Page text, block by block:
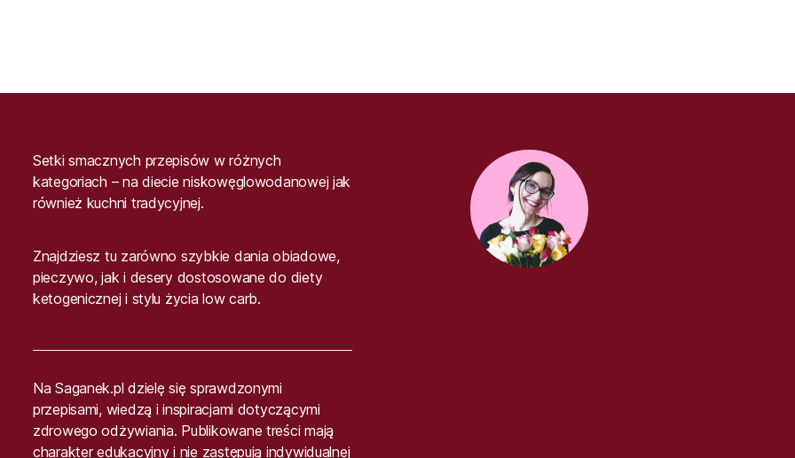
Setki smacznych przepisów w różnych
kategoriach – na diecie niskowęglowodanowej jak
również kuchni tradycyjnej.
Znajdziesz tu zarówno szybkie dania obiadowe,
pieczywo, jak i desery dostosowane do diety
ketogenicznej i stylu życia low carb.
Na Saganek.pl dzielę się sprawdzonymi
przepisami, wiedzą i inspiracjami dotyczącymi
zdrowego odżywiania. Publikowane treści mają
charakter edukacyjny i nie zastępują indywidualnej